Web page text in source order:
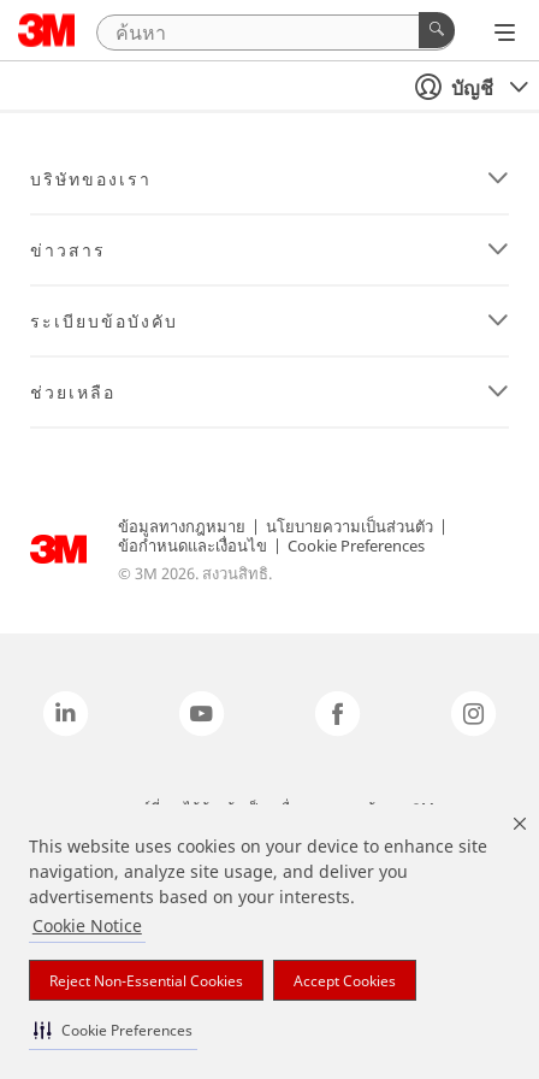
This website uses cookies on your device to enhance site
navigation, analyze site usage, and deliver you
advertisements based on your interests.
Cookie Notice
Reject Non-Essential Cookies Accept Cookies
Cookie Preferences
บัญชี
บริษัทของเรา
ข่าวสาร
ระเบียบข้อบังคับ
ช่วยเหลือ
ข้อมูลทางกฎหมาย | นโยบายความเป็นส่วนตัว |
ข้อกำหนดและเงื่อนไข | Cookie Preferences
© 3M 2026. สงวนสิทธิ.
แบรนด์ที่ระบุไว้ข้างต้นเป็นเครื่องหมายการค้าของ 3M